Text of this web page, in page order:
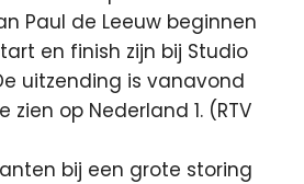
Paul de Leeuw beginnen
en finish zijn bij Studio
uitzending is vanavond
zien op Nederland 1. (RTV
bij een grote storing